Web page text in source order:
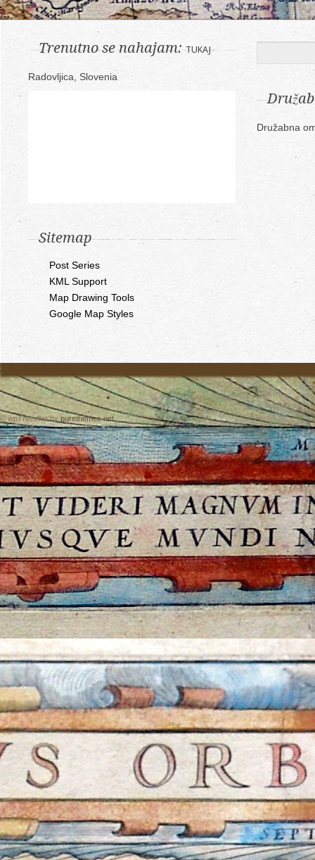
Trenutno se nahajam:TUKAJ
Radovljica, Slovenia
Sitemap
Post Series
KML Support
Map Drawing Tools
Google Map Styles
Družabna
© wpTraveller by purethemes.net